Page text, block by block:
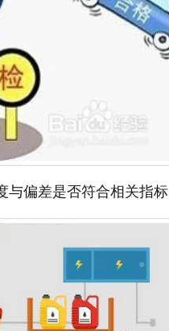
与偏差是否符合相关指标